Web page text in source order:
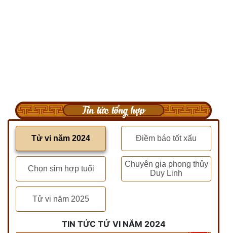
Tin tức tổng hợp
Tử vi năm 2024 Điềm báo tốt xấu
Chọn sim hợp tuổi
Chuyên gia phong thủy
Duy Linh
Tử vi năm 2025
TIN TỨC TỬ VI NĂM 2024